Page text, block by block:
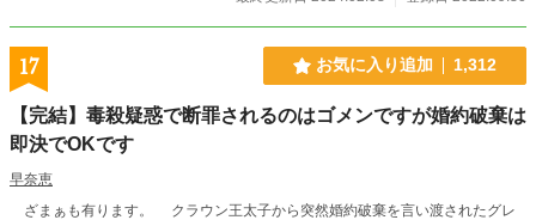
17 お気に入り追加 1,312
【完結】毒殺疑惑で断罪されるのはゴメンですが婚約破棄は
即決でOKです
早奈恵
ざまぁも有ります。 クラウン王太子から突然婚約破棄を言い渡されたグレ